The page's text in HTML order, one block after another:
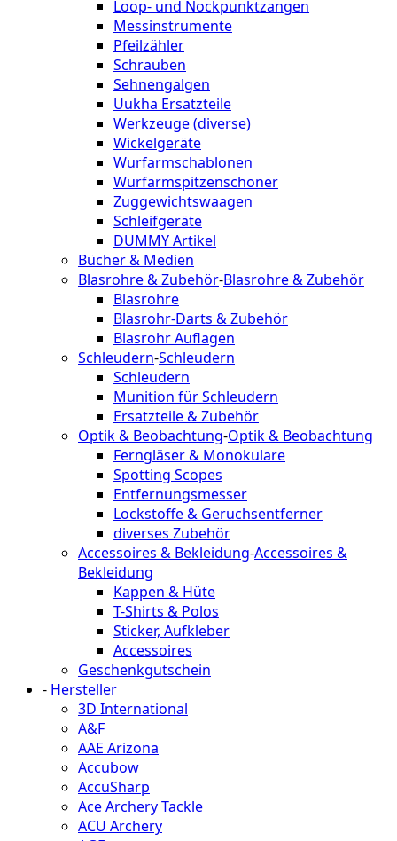
Loop- und Nockpunktzangen
Messinstrumente
Pfeilzähler
Schrauben
Sehnengalgen
Uukha Ersatzteile
Werkzeuge (diverse)
Wickelgeräte
Wurfarmschablonen
Wurfarmspitzenschoner
Zuggewichtswaagen
Schleifgeräte
DUMMY Artikel
Bücher & Medien
Blasrohre & Zubehör-Blasrohre & Zubehör
Blasrohre
Blasrohr-Darts & Zubehör
Blasrohr Auflagen
Schleudern-Schleudern
Schleudern
Munition für Schleudern
Ersatzteile & Zubehör
Optik & Beobachtung-Optik & Beobachtung
Ferngläser & Monokulare
Spotting Scopes
Entfernungsmesser
Lockstoffe & Geruchsentferner
diverses Zubehör
Accessoires & Bekleidung-Accessoires &
Bekleidung
Kappen & Hüte
T-Shirts & Polos
Sticker, Aufkleber
Accessoires
Geschenkgutschein
- Hersteller
3D International
A&F
AAE Arizona
Accubow
AccuSharp
Ace Archery Tackle
ACU Archery